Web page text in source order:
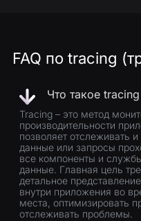
FAQ по tracing
Что такое
Tracing – это метод
производительности
позволяет отслеживать
данные или запросы
все компоненты и
данные. Главная цель
детальное
внутри приложения во
места, оптимизировать
отслеживать проблемы.